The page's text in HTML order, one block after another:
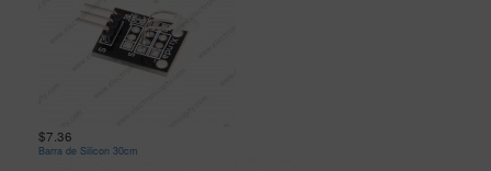
$7.36
Barra de Silicon 30cm